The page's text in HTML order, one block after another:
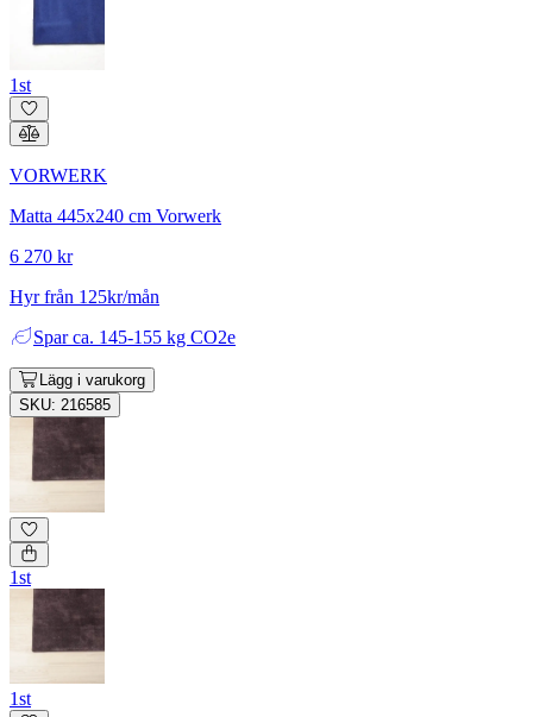
1st
VORWERK
Matta 445x240 cm Vorwerk
6 270 kr
Hyr från 125kr/mån
Spar ca. 145-155 kg CO2e
Lägg i varukorg
SKU: 216585
1st
1st